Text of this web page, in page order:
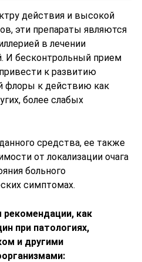
действия и высокой
эти препараты являются
в лечении
И бесконтрольный прием
к развитию
флоры к действию как
более слабых
средства, ее также
от локализации очага
больного
симптомах.
рекомендации, как
при патологиях,
и другими